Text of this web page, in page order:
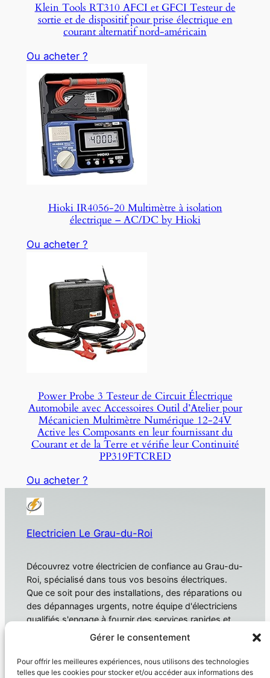
Gérer le consentement
Pour offrir les meilleures expériences, nous utilisons des technologies
telles que les cookies pour stocker et/ou accéder aux informations des
Klein Tools RT310 AFCI et GFCI Testeur de
sortie et de dispositif pour prise électrique en
courant alternatif nord-américain
Ou acheter ?
Hioki IR4056-20 Multimètre à isolation
électrique – AC/DC by Hioki
Ou acheter ?
Power Probe 3 Testeur de Circuit Électrique
Automobile avec Accessoires Outil d’Atelier pour
Mécanicien Multimètre Numérique 12-24V
Active les Composants en leur fournissant du
Courant et de la Terre et vérifie leur Continuité
PP319FTCRED
Ou acheter ?
Electricien Le Grau-du-Roi
Découvrez votre électricien de confiance au Grau-du-
Roi, spécialisé dans tous vos besoins électriques.
Que ce soit pour des installations, des réparations ou
des dépannages urgents, notre équipe d'électriciens
qualifiés s'engage à fournir des services rapides et
fiables. Électricien Le Grau-du-Roi
À propos Confidentialité